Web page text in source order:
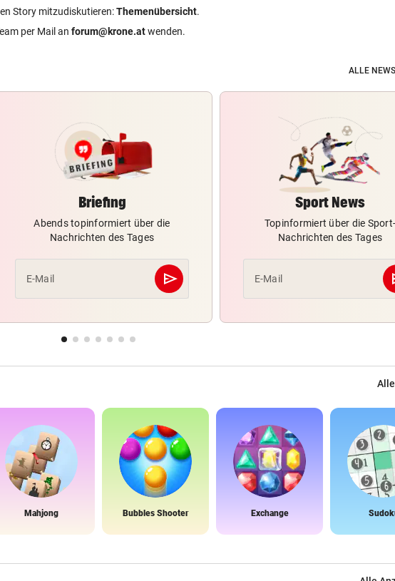
Story mitzudiskutieren:Themenübersicht.
per Mail an forum@krone.atwenden.
ALLE
Briefing
Abends topinformiert über die
Nachrichten des Tages
E-Mail send
Abschicken
Sport News
Topinformiert über die Sport-
Nachrichten des Tages
E-Mail
Mahjong Bubbles Shooter Exchange